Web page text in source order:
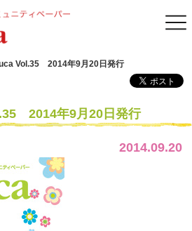
Vol.35 2014年9月20日発行
2014年9月20日発行
2014.09.20